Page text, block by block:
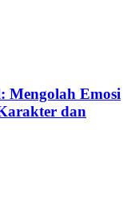
Mengolah Emosi
dan